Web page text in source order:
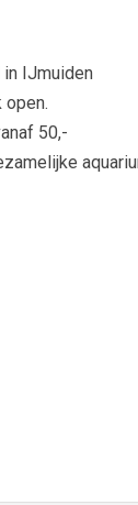
in IJmuiden
open.
50,-